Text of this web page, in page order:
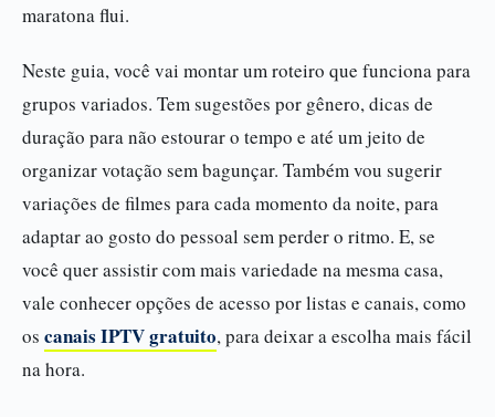
maratona flui.
Neste guia, você vai montar um roteiro que funciona para
grupos variados. Tem sugestões por gênero, dicas de
duração para não estourar o tempo e até um jeito de
organizar votação sem bagunçar. Também vou sugerir
variações de filmes para cada momento da noite, para
adaptar ao gosto do pessoal sem perder o ritmo. E, se
você quer assistir com mais variedade na mesma casa,
vale conhecer opções de acesso por listas e canais, como
os canais IPTV gratuito, para deixar a escolha mais fácil
na hora.